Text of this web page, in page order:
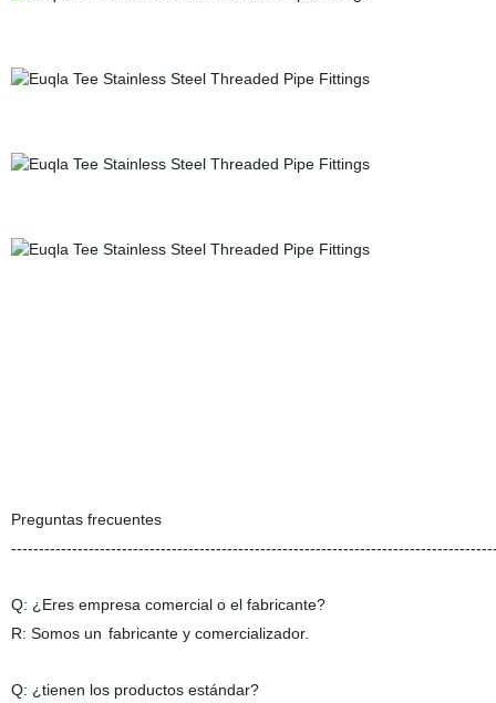
Preguntas
Q: ¿Eres empresa comercial o el fabricante?
R: Somos un fabricantey comercializador.
Q: ¿tienen los productos estándar?